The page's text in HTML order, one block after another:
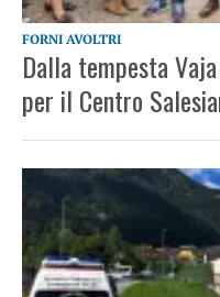
FORNI AVOLTRI
Dalla tempesta
per il Centro